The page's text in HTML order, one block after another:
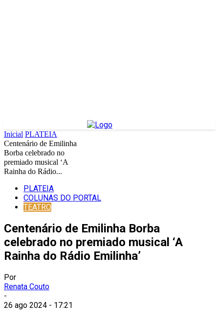
Inicial PLATEIA
Centenário de Emilinha
Borba celebrado no
premiado musical ‘A
Rainha do Rádio...
PLATEIA
COLUNAS DO PORTAL
TEATRO
Centenário de Emilinha Borba
celebrado no premiado musical ‘A
Rainha do Rádio Emilinha’
Por
Renata Couto
-
26 ago 2024 - 17:21